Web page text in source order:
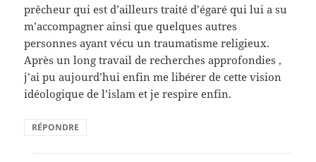
prêcheur qui est d’ailleurs traité d’égaré qui lui a su
m’accompagner ainsi que quelques autres
personnes ayant vécu un traumatisme religieux.
Après un long travail de recherches approfondies ,
j’ai pu aujourd’hui enfin me libérer de cette vision
idéologique de l’islam et je respire enfin.
RÉPONDRE